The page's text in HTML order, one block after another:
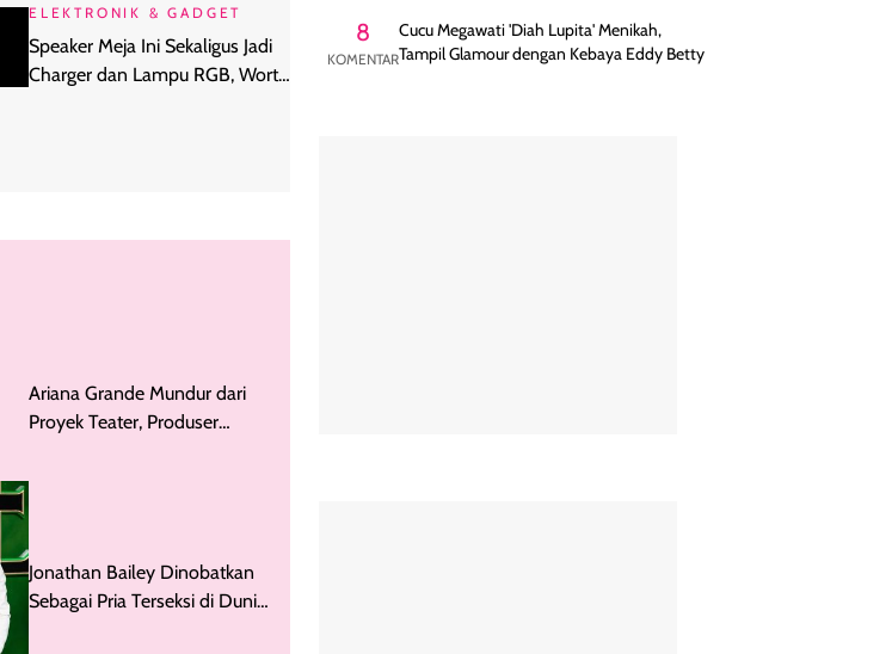
ELEKTRONIK & GADGET
Speaker Meja Ini Sekaligus Jadi
Charger dan Lampu RGB, Worth
Ariana Grande Mundur dari
8
KOMENTAR
Cucu Megawati 'Diah Lupita' Menikah,
Tampil Glamour dengan Kebaya Eddy Betty